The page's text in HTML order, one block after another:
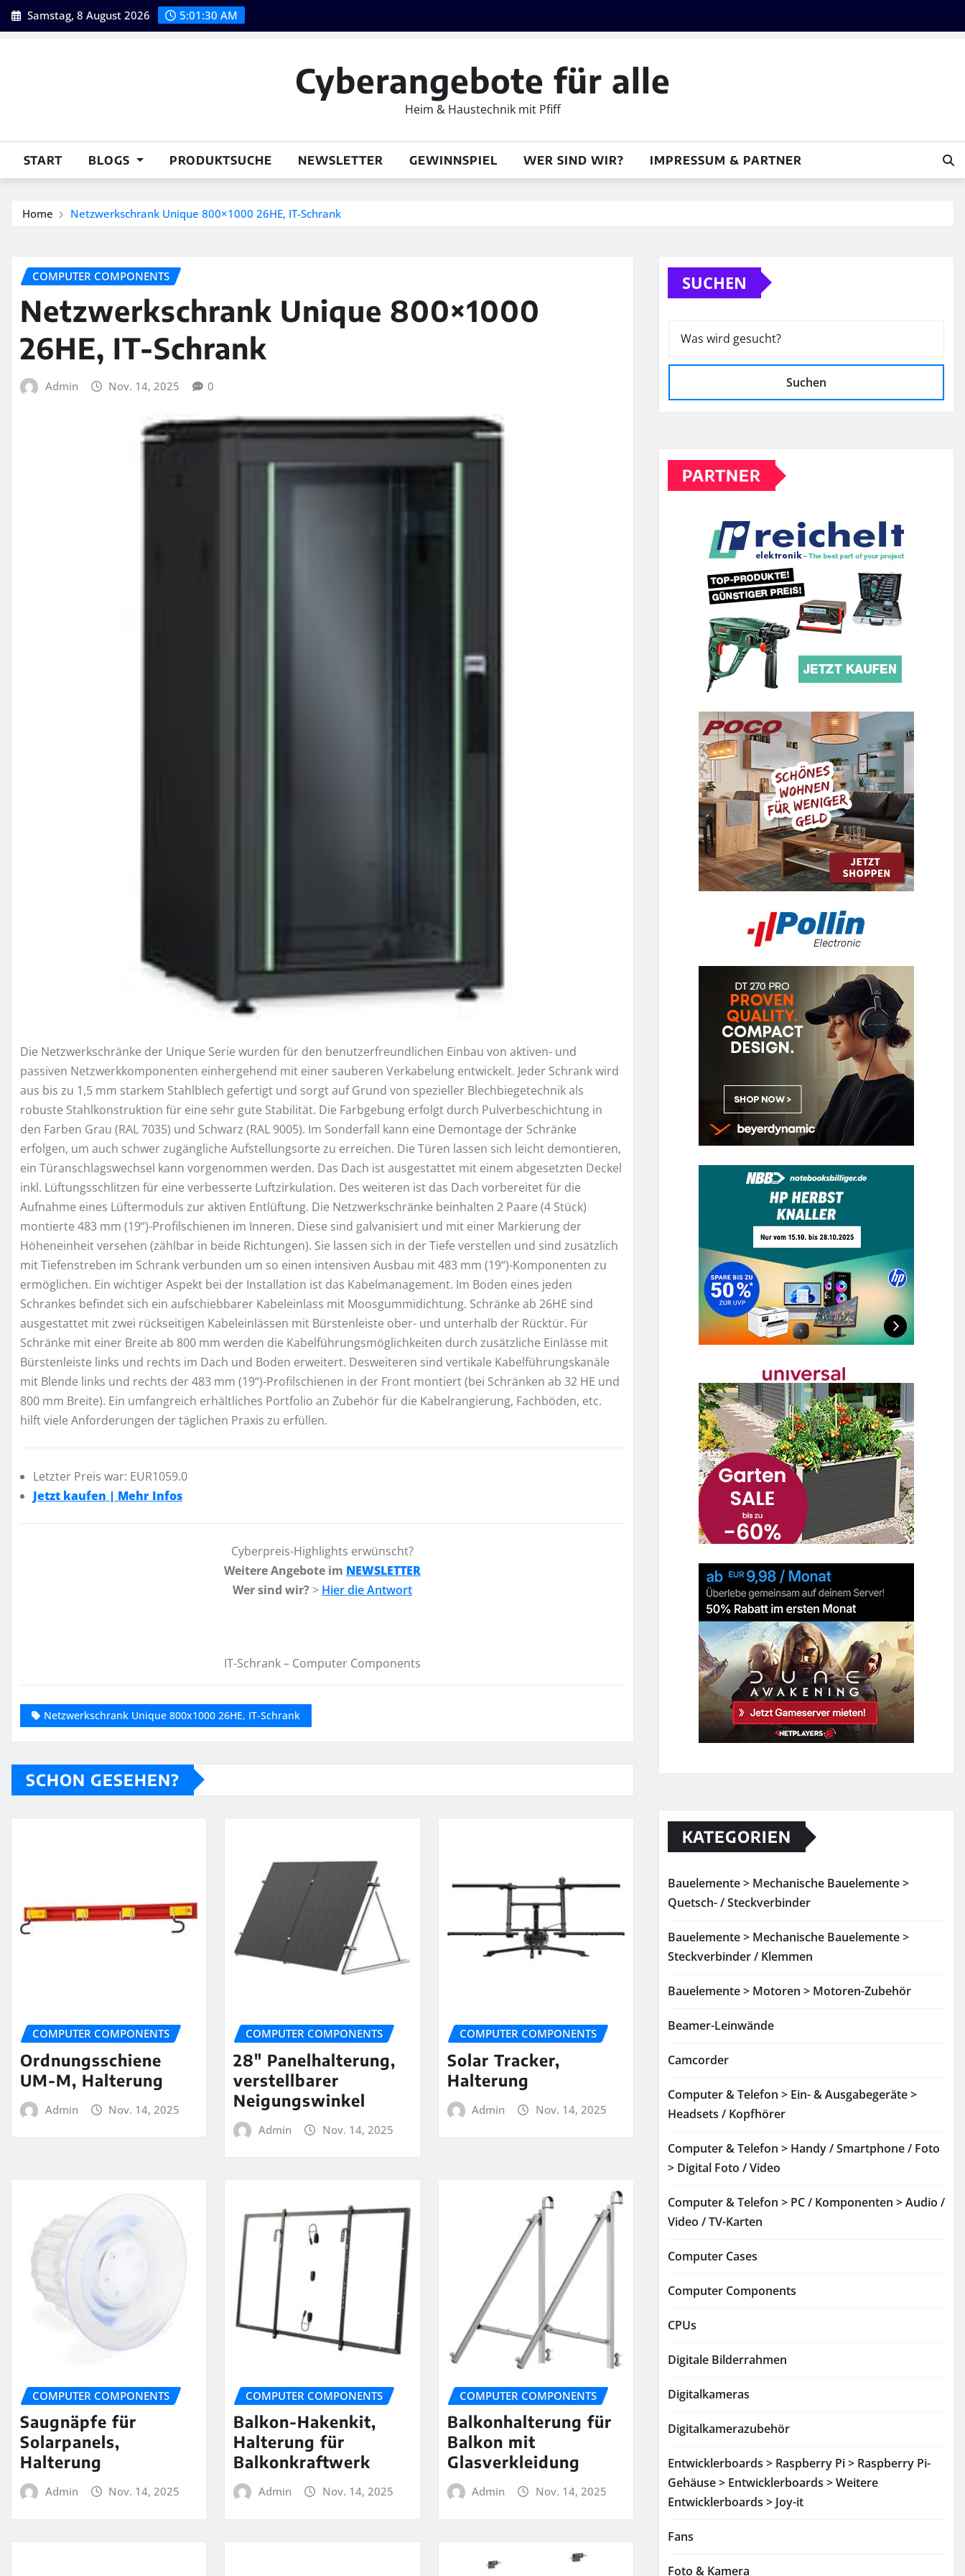
Skip
to
Samstag, 8 August 2026 5:01:31 AM
Cyberangebote für alle
Heim & Haustechnik mit Pfiff
START BLOGS PRODUKTSUCHE NEWSLETTER GEWINNSPIEL WER SIND WIR? IMPRESSUM & PARTNER
Home Netzwerkschrank Unique 800×1000 26HE, IT-Schrank
COMPUTER COMPONENTS
Netzwerkschrank Unique 800×1000
26HE, IT-Schrank
Admin Nov. 14, 2025 0
Die Netzwerkschränke der Unique Serie wurden für den benutzerfreundlichen Einbau von aktiven- und
passiven Netzwerkkomponenten einhergehend mit einer sauberen Verkabelung entwickelt. Jeder Schrank wird
aus bis zu 1,5 mm starkem Stahlblech gefertigt und sorgt auf Grund von spezieller Blechbiegetechnik als
robuste Stahlkonstruktion für eine sehr gute Stabilität. Die Farbgebung erfolgt durch Pulverbeschichtung in
den Farben Grau (RAL 7035) und Schwarz (RAL 9005). Im Sonderfall kann eine Demontage der Schränke
erfolgen, um auch schwer zugängliche Aufstellungsorte zu erreichen. Die Türen lassen sich leicht demontieren,
ein Türanschlagswechsel kann vorgenommen werden. Das Dach ist ausgestattet mit einem abgesetzten Deckel
inkl. Lüftungsschlitzen für eine verbesserte Luftzirkulation. Des weiteren ist das Dach vorbereitet für die
Aufnahme eines Lüftermoduls zur aktiven Entlüftung. Die Netzwerkschränke beinhalten 2 Paare (4 Stück)
montierte 483 mm (19“)-Profilschienen im Inneren. Diese sind galvanisiert und mit einer Markierung der
Höheneinheit versehen (zählbar in beide Richtungen). Sie lassen sich in der Tiefe verstellen und sind zusätzlich
mit Tiefenstreben im Schrank verbunden um so einen intensiven Ausbau mit 483 mm (19“)-Komponenten zu
ermöglichen. Ein wichtiger Aspekt bei der Installation ist das Kabelmanagement. Im Boden eines jeden
Schrankes befindet sich ein aufschiebbarer Kabeleinlass mit Moosgummidichtung. Schränke ab 26HE sind
ausgestattet mit zwei rückseitigen Kabeleinlässen mit Bürstenleiste ober- und unterhalb der Rücktür. Für
Schränke mit einer Breite ab 800 mm werden die Kabelführungsmöglichkeiten durch zusätzliche Einlässe mit
Bürstenleiste links und rechts im Dach und Boden erweitert. Desweiteren sind vertikale Kabelführungskanäle
mit Blende links und rechts der 483 mm (19“)-Profilschienen in der Front montiert (bei Schränken ab 32 HE und
800 mm Breite). Ein umfangreich erhältliches Portfolio an Zubehör für die Kabelrangierung, Fachböden, etc.
hilft viele Anforderungen der täglichen Praxis zu erfüllen.
Letzter Preis war: EUR1059.0
Jetzt kaufen | Mehr Infos
Cyberpreis-Highlights erwünscht?
Weitere Angebote im NEWSLETTER
Wer sind wir? > Hier die Antwort
IT-Schrank – Computer Components
Netzwerkschrank Unique 800x1000 26HE, IT-Schrank
SCHON GESEHEN?
COMPUTER COMPONENTS
Ordnungsschiene
UM-M, Halterung
Admin Nov. 14, 2025
COMPUTER COMPONENTS
28″ Panelhalterung,
verstellbarer
Neigungswinkel
Admin Nov. 14, 2025
COMPUTER COMPONENTS
Solar Tracker,
Halterung
Admin Nov. 14, 2025
COMPUTER COMPONENTS
Saugnäpfe für
Solarpanels,
Halterung
Admin Nov. 14, 2025
COMPUTER COMPONENTS
Balkon-Hakenkit,
Halterung für
Balkonkraftwerk
Admin Nov. 14, 2025
COMPUTER COMPONENTS
Balkonhalterung für
Balkon mit
Glasverkleidung
Admin Nov. 14, 2025
SUCHEN
Suchen
PARTNER
KATEGORIEN
Bauelemente > Mechanische Bauelemente >
Quetsch- / Steckverbinder
Bauelemente > Mechanische Bauelemente >
Steckverbinder / Klemmen
Bauelemente > Motoren > Motoren-Zubehör
Beamer-Leinwände
Camcorder
Computer & Telefon > Ein- & Ausgabegeräte >
Headsets / Kopfhörer
Computer & Telefon > Handy / Smartphone / Foto
> Digital Foto / Video
Computer & Telefon > PC / Komponenten > Audio /
Video / TV-Karten
Computer Cases
Computer Components
CPUs
Digitale Bilderrahmen
Digitalkameras
Digitalkamerazubehör
Entwicklerboards > Raspberry Pi > Raspberry Pi-
Gehäuse > Entwicklerboards > Weitere
Entwicklerboards > Joy-it
Fans
Foto & Kamera